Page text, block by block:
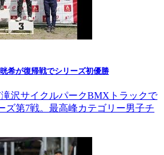
希が復帰戦でシリーズ初優勝
沢サイクルパークBMXトラックで
ズ第7戦。最高峰カテゴリー男子チ